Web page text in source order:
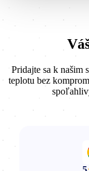
Pridajte sa k našim
teplotu bez